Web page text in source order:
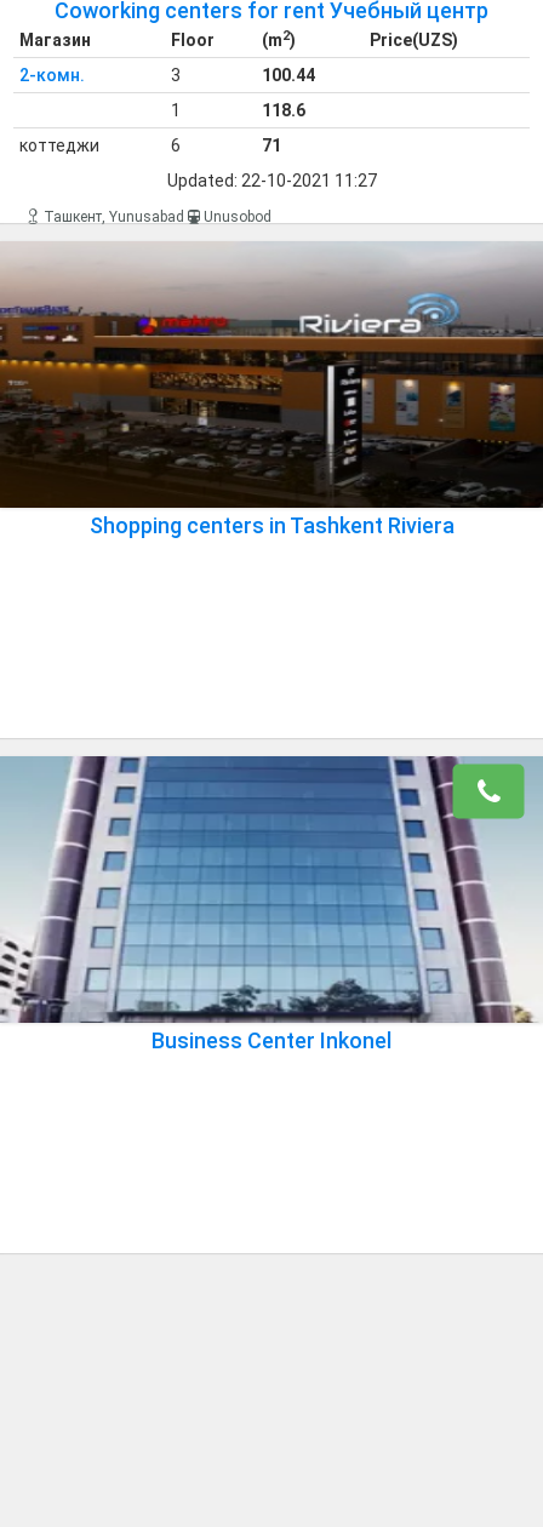
Coworking centers for rent Учебный центр
Магазин Floor (m2)
Price(UZS)
2-комн.
3
100.44
1
118.6
коттеджи
6
71
Updated: 22-10-2021 11:27
Ташкент, Yunusabad Unusobod
Shopping centers in Tashkent Riviera
Business Center Inkonel